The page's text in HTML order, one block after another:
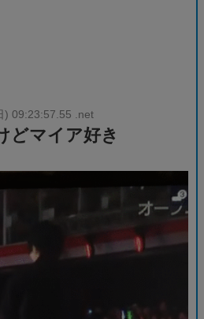
) 09:23:57.55 .net
どマイア好き